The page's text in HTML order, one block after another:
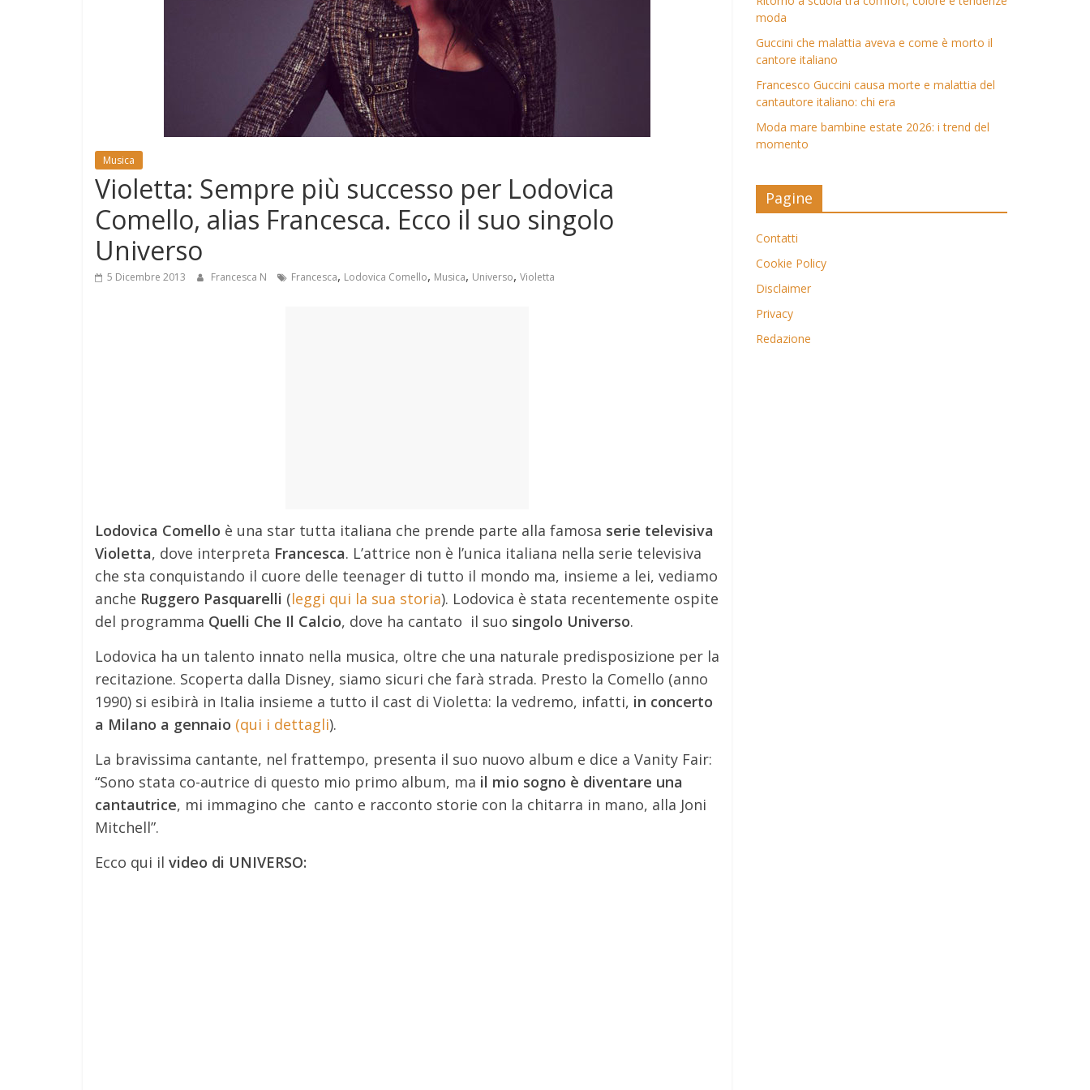
Musica
Violetta: Sempre più successo per Lodovica
Comello, alias Francesca. Ecco il suo singolo
Universo
5 Dicembre 2013 Francesca N Francesca, Lodovica Comello, Musica, Universo, Violetta
Lodovica Comello è una star tutta italiana che prende parte alla famosa serie televisiva
Violetta, dove interpreta Francesca. L’attrice non è l’unica italiana nella serie televisiva
che sta conquistando il cuore delle teenager di tutto il mondo ma, insieme a lei, vediamo
anche Ruggero Pasquarelli (leggi qui la sua storia). Lodovica è stata recentemente ospite
del programma Quelli Che Il Calcio, dove ha cantato il suo singolo Universo.
Lodovica ha un talento innato nella musica, oltre che una naturale predisposizione per la
recitazione. Scoperta dalla Disney, siamo sicuri che farà strada. Presto la Comello (anno
1990) si esibirà in Italia insieme a tutto il cast di Violetta: la vedremo, infatti, in concerto
a Milano a gennaio (qui i dettagli).
La bravissima cantante, nel frattempo, presenta il suo nuovo album e dice a Vanity Fair:
“Sono stata co-autrice di questo mio primo album, ma il mio sogno è diventare una
cantautrice, mi immagino che canto e racconto storie con la chitarra in mano, alla Joni
Mitchell”.
Ecco qui il video di UNIVERSO:
moda
Guccini che malattia aveva e come è morto il
cantore italiano
Francesco Guccini causa morte e malattia del
cantautore italiano: chi era
Moda mare bambine estate 2026: i trend del
momento
Pagine
Contatti
Cookie Policy
Disclaimer
Privacy
Redazione